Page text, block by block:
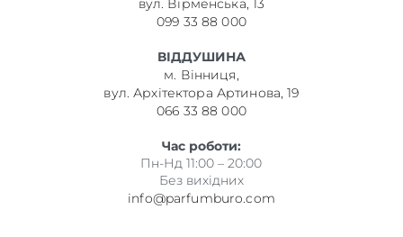
вул. Вірменська, 13
099 33 88 000
ВІДДУШИНА
м. Вінниця,
вул. Архітектора Артинова, 19
066 33 88 000
Час роботи:
Пн-Нд 11:00 – 20:00
Без вихідних
info@parfumburo.com